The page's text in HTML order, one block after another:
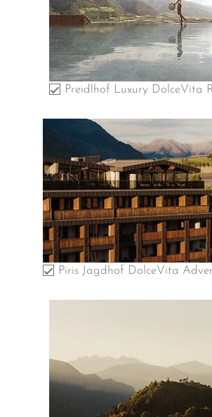
Preidlhof Luxury DolceVita
Piris Jagdhof DolceVita